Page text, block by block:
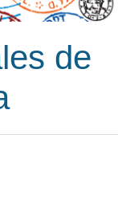
de